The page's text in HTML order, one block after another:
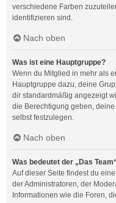
verschiedene Farben
identifizieren sind.
Nach oben
Was ist eine Hauptgruppe?
Wenn du Mitglied in mehr als
Hauptgruppe dazu, deine
dir standardmäßig angezeigt
die Berechtigung geben,
selbst festzulegen.
Nach oben
Was bedeutet der „Das
Auf dieser Seite findest du
der Administratoren, der
Informationen wie die Foren,